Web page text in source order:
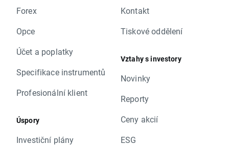
Forex
Opce
Účet a poplatky
Specifikace instrumentů
Profesionální klient
Úspory
Investiční plány
Kontakt
Tiskové oddělení
Vztahy s investory
Novinky
Reporty
Ceny akcií
ESG